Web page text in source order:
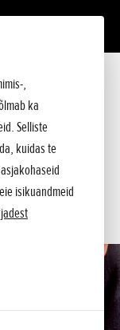
,
ka
Selliste
kuidas te
isikuandmeid